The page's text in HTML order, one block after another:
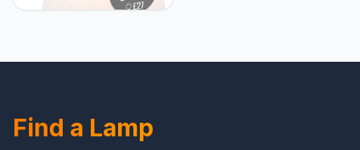
E27, 9 W, Wit
Find a Lamp